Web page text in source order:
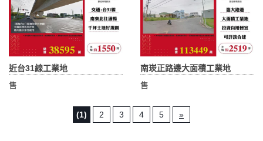
近台31線工業地
售
南崁正路邊大面積工業地
售
(1) 2 3 4 5 »